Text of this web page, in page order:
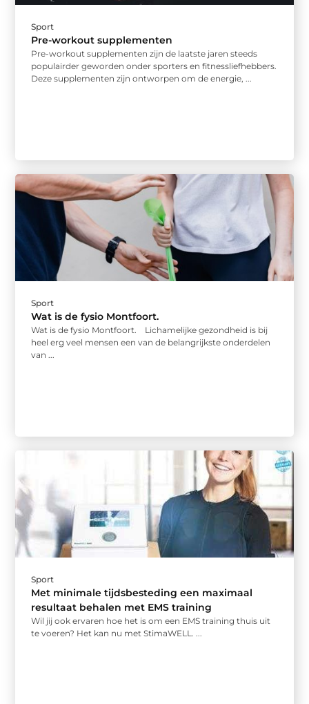
Sport
Pre-workout supplementen
Pre-workout supplementen zijn de laatste jaren steeds
populairder geworden onder sporters en fitnessliefhebbers.
Deze supplementen zijn ontworpen om de energie, ...
Sport
Wat is de fysio Montfoort.
Wat is de fysio Montfoort. Lichamelijke gezondheid is bij
heel erg veel mensen een van de belangrijkste onderdelen
van ...
Sport
Met minimale tijdsbesteding een maximaal
resultaat behalen met EMS training
Wil jij ook ervaren hoe het is om een EMS training thuis uit
te voeren? Het kan nu met StimaWELL. ...